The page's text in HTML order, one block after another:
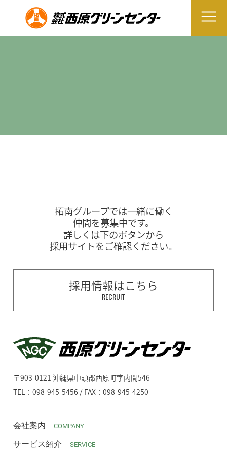
拓南グループでは一緒に働く
仲間を募集中です。
詳しくは下のボタンから
採用サイトをご確認ください。
採用情報はこちら
RECRUIT
〒903-0121 沖縄県中頭郡西原町字内間546
TEL：098-945-5456 / FAX：098-945-4250
会社案内 COMPANY
サービス紹介 SERVICE